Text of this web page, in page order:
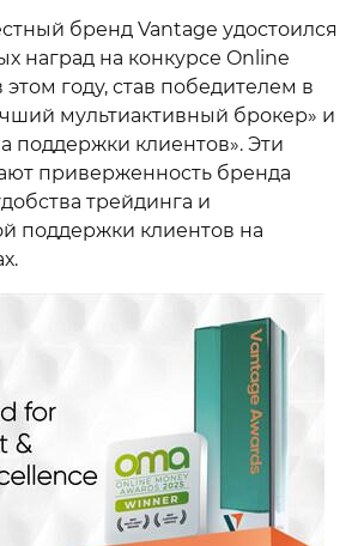
бренд Vantage удостоился
наград на конкурсе Online
году, став победителем в
мультиактивный брокер» и
поддержки клиентов». Эти
приверженность бренда
трейдинга и
поддержки клиентов на